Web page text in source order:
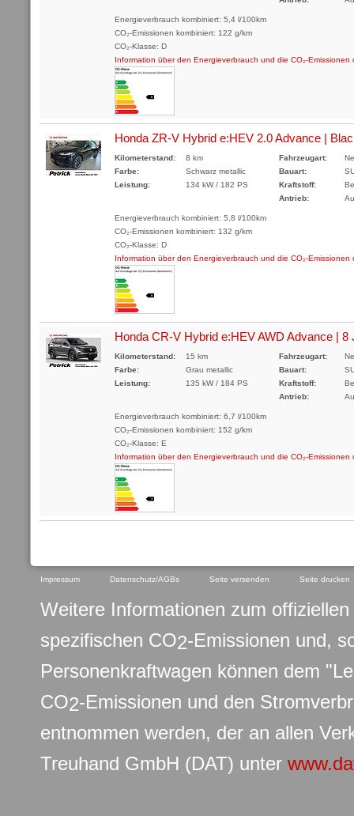
Energieverbrauch kombiniert: 5,4 l/100km
CO₂-Emissionen kombiniert: 122 g/km
CO₂-Klasse: D
Information über den Energieverbrauch und die CO₂-Emissionen
Honda ZR-V Hybrid e:HEV 2.0 Advance |
Kilometerstand:
8 km
Farbe:
Schwarz metallic
Leistung:
134 kW / 182 PS
Fahrzeugart:
Bauart:
Kraftstoff:
Antrieb:
Energieverbrauch kombiniert: 5,8 l/100km
CO₂-Emissionen kombiniert: 132 g/km
CO₂-Klasse: D
Information über den Energieverbrauch und die CO₂-Emissionen
Honda CR-V Hybrid e:HEV AWD Advance | 8
Kilometerstand:
15 km
Farbe:
Grau metallic
Leistung:
135 kW / 184 PS
Fahrzeugart:
Bauart:
Kraftstoff:
Antrieb:
Energieverbrauch kombiniert: 6,7 l/100km
CO₂-Emissionen kombiniert: 152 g/km
CO₂-Klasse: E
Information über den Energieverbrauch und die CO₂-Emissionen
Impressum Datenschutz/AGBs Seite versenden Seite drucken
Weitere Informationen zum
spezifischen CO2-Emissionen und,
Personenkraftwagen können dem
CO2-Emissionen und den
entnommen werden, der an allen
Treuhand GmbH (DAT) unter